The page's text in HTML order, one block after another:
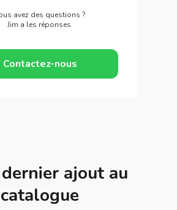
avez des questions ?
Jim a les réponses.
Contactez-nous
ajout au
catalogue